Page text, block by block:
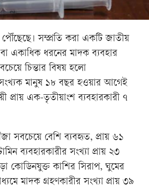
পৌঁছেছে। সম্প্রতি করা একটি জাতীয়
একাধিক ধরনের মাদক ব্যবহার
চিন্তার বিষয় হলো
মানুষ ১৮ বছর হওয়ার আগেই
এক-তৃতীয়াংশ ব্যবহারকারী ৭
সবচেয়ে বেশি ব্যবহৃত, প্রায় ৬১
ব্যবহারকারীর সংখ্যা প্রায় ২৩
কোডিনযুক্ত কাশির সিরাপ, ঘুমের
মাদক গ্রহণকারীর সংখ্যা প্রায় ৩৯